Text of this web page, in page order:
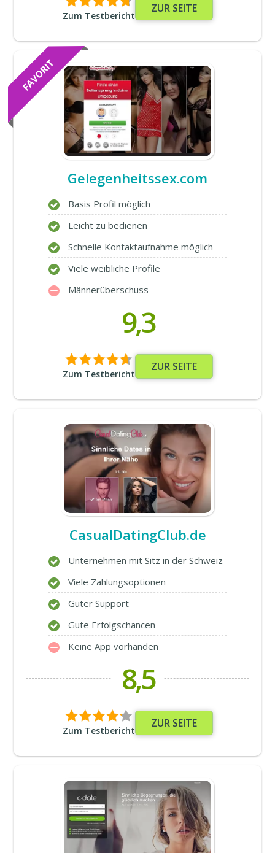
Zum Testbericht
ZUR SEITE
Gelegenheitssex.com
Basis Profil möglich
Leicht zu bedienen
Schnelle Kontaktaufnahme möglich
Viele weibliche Profile
Männerüberschuss
9,3
Zum Testbericht
ZUR SEITE
CasualDatingClub.de
Unternehmen mit Sitz in der Schweiz
Viele Zahlungsoptionen
Guter Support
Gute Erfolgschancen
Keine App vorhanden
8,5
Zum Testbericht
ZUR SEITE